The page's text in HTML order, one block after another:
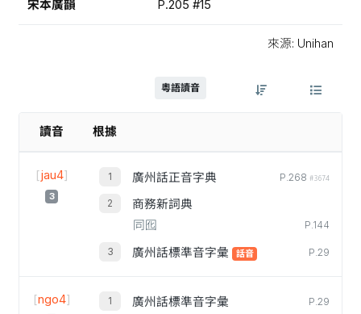
宋本廣韻 P.205 #15
來源: Unihan
粵語讀音
讀音 根據
[jau4]
3
廣州話正音字典 P.268 #3674
商務新詞典
同囮
P.144
廣州話標準音字彙 話音 P.29
[ngo4] 廣州話標準音字彙 P.29